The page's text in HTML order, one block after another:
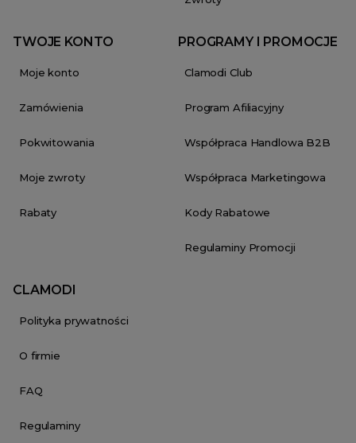
TWOJE KONTO
Moje konto
Zamówienia
Pokwitowania
Moje zwroty
Rabaty
PROGRAMY I PROMOCJE
Clamodi Club
Program Afiliacyjny
Współpraca Handlowa B2B
Współpraca Marketingowa
Kody Rabatowe
Regulaminy Promocji
CLAMODI
Polityka prywatności
O firmie
FAQ
Regulaminy